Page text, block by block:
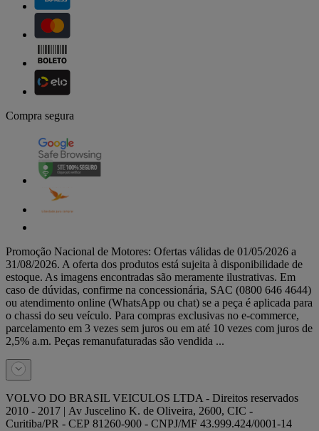
Compra segura
Promoção Nacional de Motores: Ofertas válidas de 01/05/2026 a
31/08/2026. A oferta dos produtos está sujeita à disponibilidade de
estoque. As imagens encontradas são meramente ilustrativas. Em
caso de dúvidas, confirme na concessionária, SAC (0800 646 4644)
ou atendimento online (WhatsApp ou chat) se a peça é aplicada para
o chassi do seu veículo. Para compras exclusivas no e-commerce,
parcelamento em 3 vezes sem juros ou em até 10 vezes com juros de
2,5% a.m. Peças remanufaturadas são vendida ...
VOLVO DO BRASIL VEICULOS LTDA - Direitos reservados
2010 - 2017 | Av Juscelino K. de Oliveira, 2600, CIC -
Curitiba/PR - CEP 81260-900 - CNPJ/MF 43.999.424/0001-14